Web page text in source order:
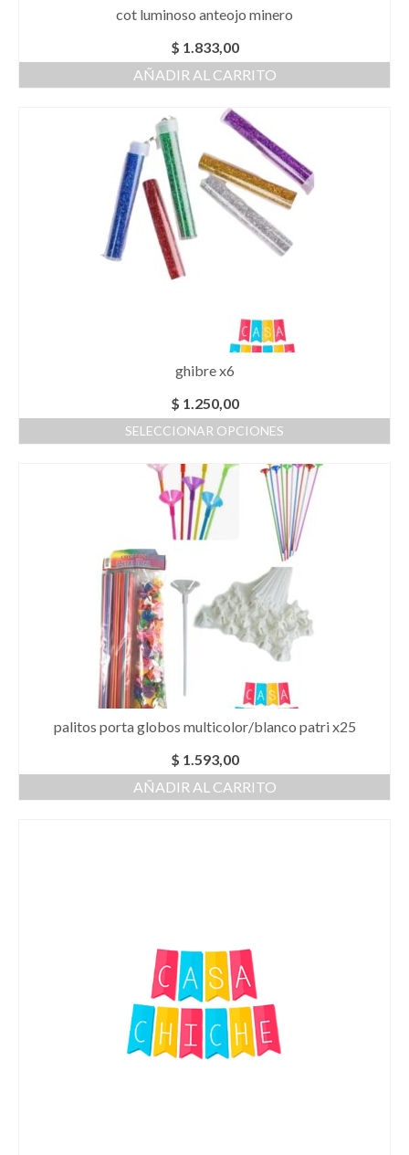
cot luminoso anteojo minero
$ 1.833,00
AÑADIR AL CARRITO
ghibre x6
$ 1.250,00
SELECCIONAR OPCIONES
producto
tiene
múltiples
variantes.
Las
pueden
elegir
producto
palitos porta globos multicolor/blanco patri x25
$ 1.593,00
AÑADIR AL CARRITO